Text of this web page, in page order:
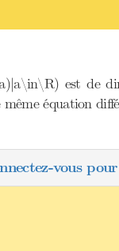
est de
équation
vous